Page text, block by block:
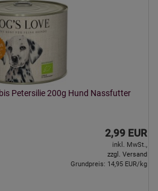
Petersilie 200g Hund Nassfutter
2,99 EUR
inkl. MwSt.,
zzgl. Versand
Grundpreis: 14,95 EUR/kg